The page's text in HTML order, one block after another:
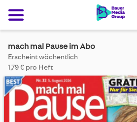
mach mal Pause im Abo
Erscheint wöchentlich
1,79 € pro Heft
Skip
to
the
end